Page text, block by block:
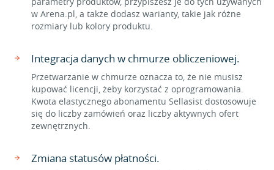
w Arena.pl, a także dodasz warianty, takie jak różne
rozmiary lub kolory produktu.
Integracja danych w chmurze obliczeniowej.
Przetwarzanie w chmurze oznacza to, że nie musisz
kupować licencji, żeby korzystać z oprogramowania.
Kwota elastycznego abonamentu Sellasist dostosowuje
się do liczby zamówień oraz liczby aktywnych ofert
zewnętrznych.
Zmiana statusów płatności.